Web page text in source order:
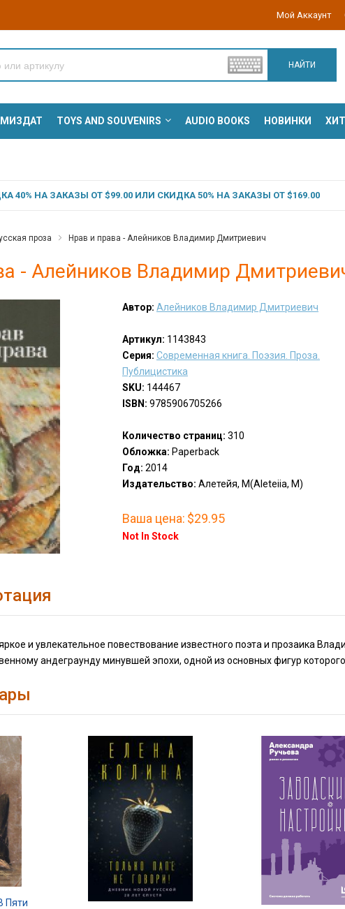
Мой Аккаунт
НАЙТИ
TOYS AND SOUVENIRS AUDIO BOOKS НОВИНКИ
40% НА ЗАКАЗЫ ОТ $99.00 ИЛИ СКИДКА 50% НА ЗАКАЗЫ ОТ $169.00
проза Нрав и права - Алейников Владимир Дмитриевич
- Алейников Владимир
Автор: Алейников Владимир Дмитриевич
Артикул: 1143843
Серия: Современная книга. Поэзия. Проза.
Публицистика
SKU: 144467
ISBN: 9785906705266
Количество страниц: 310
Обложка: Paperback
Год: 2014
Издательство: Алетейя, М(Aleteiia, M)
Ваша цена: $29.95
Not In Stock
и увлекательное повествование известного поэта и прозаика
андеграунду минувшей эпохи, одной из основных фигур
Пяти